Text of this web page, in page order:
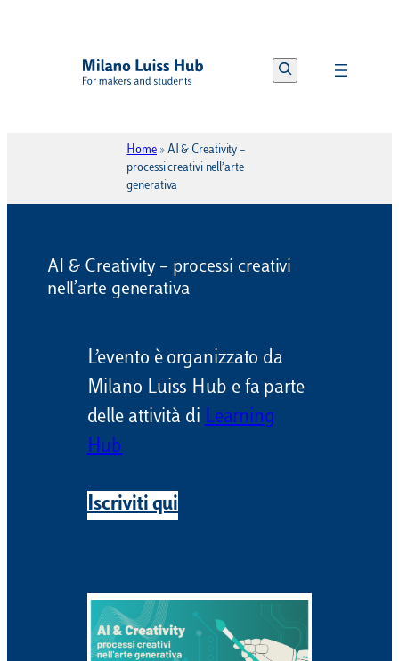
contenuto
Search
Home » AI & Creativity –
processi creativi nell’arte
generativa
AI & Creativity – processi creativi
nell’arte generativa
L’evento è organizzato da
Milano Luiss Hub e fa parte
delle attività di Learning
Hub
Iscriviti qui